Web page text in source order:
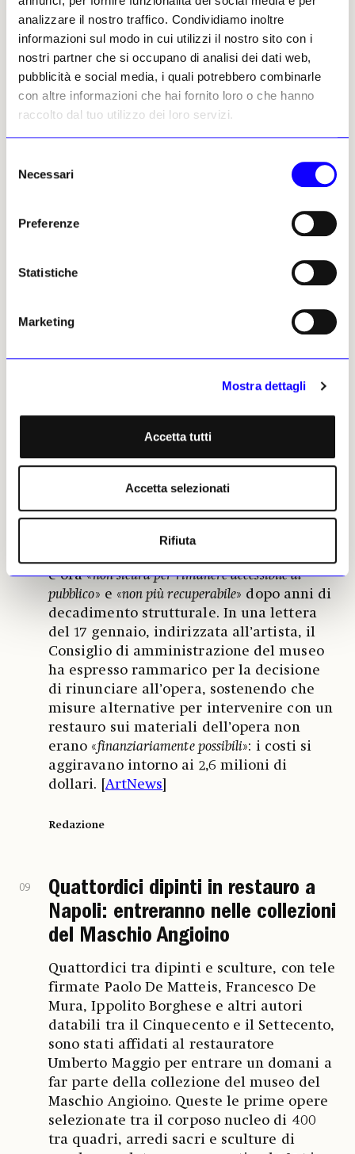
analizzare il nostro traffico. Condividiamo inoltre
informazioni sul modo in cui utilizzi il nostro sito con i
nostri partner che si occupano di analisi dei dati web,
pubblicità e social media, i quali potrebbero combinarle
con altre informazioni che hai fornito loro o che hanno
raccolto dal tuo utilizzo dei loro servizi.
delNecessari
Preferenze
Statistiche
Marketing
Mostra dettagli
Accetta tutti
Accetta selezionati
Rifiuta
Situato nel villaggio di Lupiac, nel Gers
I Tre Moschettieri
. L’edificio all’inizio del
XVII secolo ha infatto dato i natali a
Alexandre Dumas. Con la sua facciata
ocra il maniero è al centro di una
sognano di trasformarlo in un centro
turistico e culturale, e l’amministratore
distribuzione Auchan, Yves Claude, che ha
tenuta. [
08
Il Des Moines Art Center in Iowa
smantellerà un’installazione di
Mary Miss del 1994
deciso di smantellare un’installazione del
1994 dell’artista Mary Miss, dopo che una
è ora «non sicura per rimanere accessibile al
pubblico» e «non più recuperabile» dopo anni di
decadimento strutturale. In una lettera
del 17 gennaio, indirizzata all’artista, il
Consiglio di amministrazione del museo
ha espresso rammarico per la decisione
di rinunciare all’opera, sostenendo che
misure alternative per intervenire con un
restauro sui materiali dell’opera non
erano «finanziariamente possibili»: i costi si
aggiravano intorno ai 2,6 milioni di
dollari. [ArtNews
Redazione
09
Quattordici dipinti in restauro a
Napoli: entreranno nelle collezioni
del Maschio Angioino
Quattordici tra dipinti e sculture, con tele
firmate Paolo De Matteis, Francesco De
Mura, Ippolito Borghese e altri autori
databili tra il Cinquecento e il Settecento,
sono stati affidati al restauratore
Umberto Maggio per entrare un domani a
far parte della collezione del museo del
Maschio Angioino. Queste le prime opere
selezionate tra il corposo nucleo di 400
tra quadri, arredi sacri e sculture di